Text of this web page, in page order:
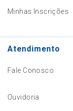
Minhas Inscrições
Atendimento
Fale Conosco
Ouvidoria